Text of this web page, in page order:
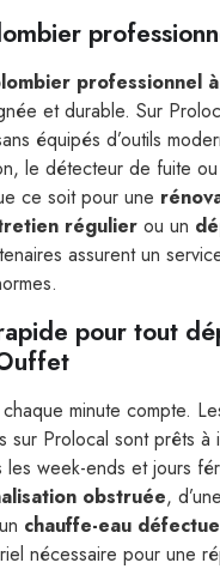
professionnel
et durable. Sur
équipés d’outils
le détecteur de fuite
ce soit pour une
régulier ou un
assurent un
pour tout
minute compte.
sur Prolocal sont prêts à
les week-ends et jours
obstruée, d’une
chauffe-eau
nécessaire pour une